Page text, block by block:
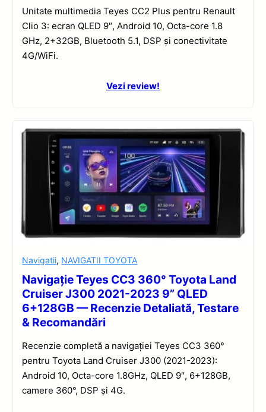
Unitate multimedia Teyes CC2 Plus pentru Renault
Clio 3: ecran QLED 9″, Android 10, Octa-core 1.8
GHz, 2+32GB, Bluetooth 5.1, DSP și conectivitate
4G/WiFi.
Vezi review!
Navigatii, NAVIGATII TOYOTA
Navigație Teyes CC3 360° Toyota Land
Cruiser J300 2021-2023 9” QLED
6+128GB — Recenzie Detaliată, Testare
& Recomandări
Recenzie completă a navigației Teyes CC3 360°
pentru Toyota Land Cruiser J300 (2021-2023):
Android 10, Octa-core 1.8GHz, QLED 9″, 6+128GB,
camere 360°, DSP și 4G.